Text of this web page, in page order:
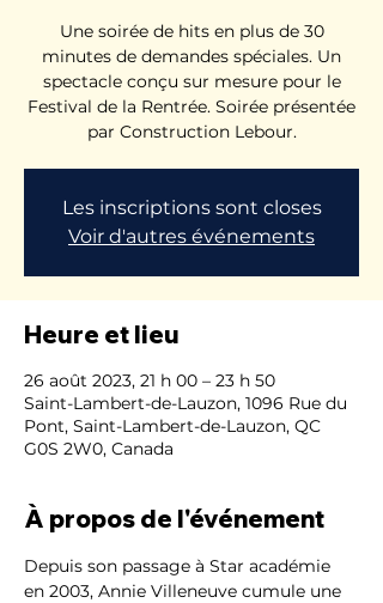
Une soirée de hits en plus de 30
minutes de demandes spéciales. Un
spectacle conçu sur mesure pour le
Festival de la Rentrée. Soirée présentée
par Construction Lebour.
Les inscriptions sont closes
Voir d'autres événements
Heure et lieu
26 août 2023, 21 h 00 – 23 h 50
Saint-Lambert-de-Lauzon, 1096 Rue du
Pont, Saint-Lambert-de-Lauzon, QC
G0S 2W0, Canada
À propos de l'événement
Depuis son passage à Star académie
en 2003, Annie Villeneuve cumule une